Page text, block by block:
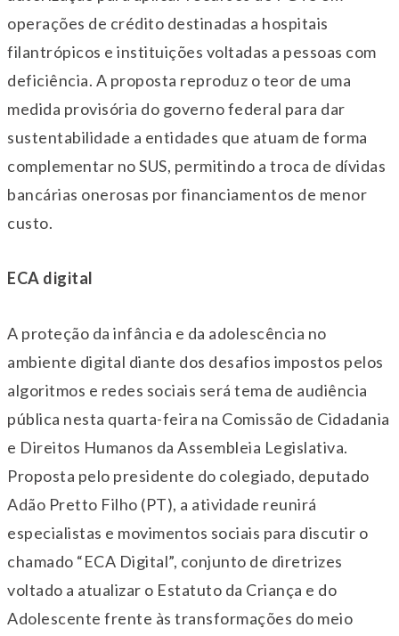
operações de crédito destinadas a hospitais
filantrópicos e instituições voltadas a pessoas com
deficiência. A proposta reproduz o teor de uma
medida provisória do governo federal para dar
sustentabilidade a entidades que atuam de forma
complementar no SUS, permitindo a troca de dívidas
bancárias onerosas por financiamentos de menor
custo.
ECA digital
A proteção da infância e da adolescência no
ambiente digital diante dos desafios impostos pelos
algoritmos e redes sociais será tema de audiência
pública nesta quarta-feira na Comissão de Cidadania
e Direitos Humanos da Assembleia Legislativa.
Proposta pelo presidente do colegiado, deputado
Adão Pretto Filho (PT), a atividade reunirá
especialistas e movimentos sociais para discutir o
chamado “ECA Digital”, conjunto de diretrizes
voltado a atualizar o Estatuto da Criança e do
Adolescente frente às transformações do meio